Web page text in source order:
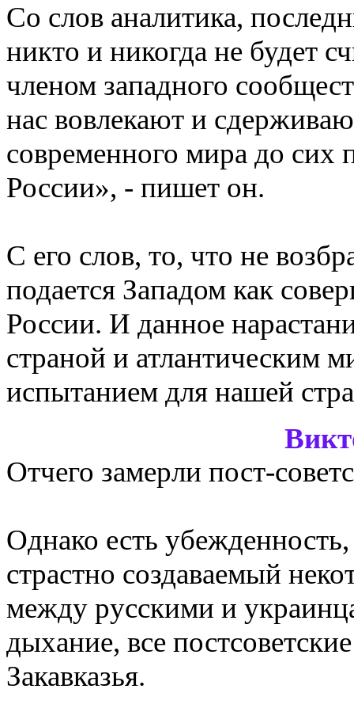
Со слов аналитика,
никто и никогда не будет
членом западного
нас вовлекают и
современного мира до сих
России», - пишет он.
С его слов, то, что не
подается Западом как
России. И данное
страной и атлантическим
испытанием для нашей
Отчего замерли пост-
Однако есть
страстно создаваемый
между русскими и
дыхание, все
Закавказья.